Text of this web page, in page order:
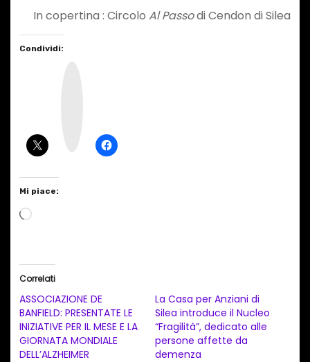
In copertina : CircoloAl Passodi Cendon di Silea
Condividi:
Mi piace:
C
a
m
e
Correlati
ASSOCIAZIONE DE
BANFIELD: PRESENTATE LE
INIZIATIVE PER IL MESE E LA
GIORNATA MONDIALE
DELL’ALZHEIMER
La Casa per Anziani di
Silea introduce il Nucleo
“Fragilità”, dedicato alle
persone affette da
demenza